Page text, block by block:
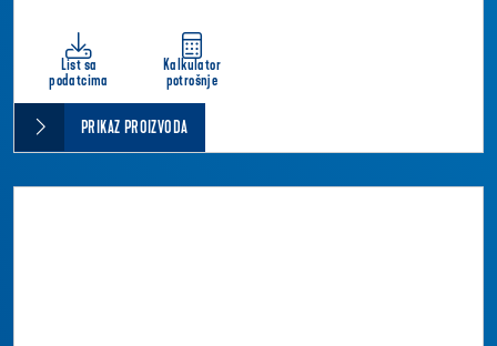
List sa
podatcima
Kalkulator
potrošnje
PRIKAZ PROIZVODA